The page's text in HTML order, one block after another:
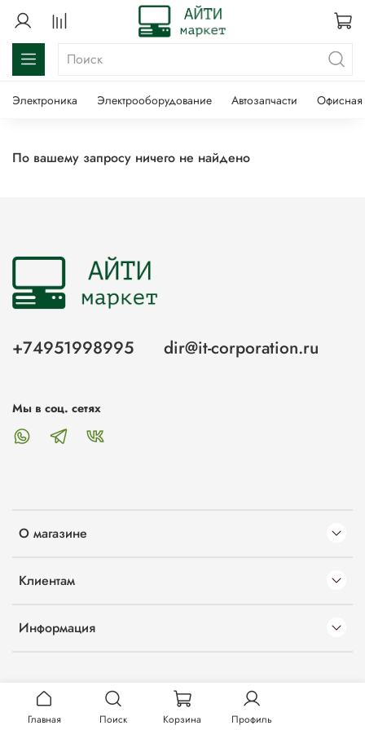
Электроника Электрооборудование Автозапчасти Офисная
По вашему запросу ничего не найдено
О магазине
Клиентам
Информация
+74951998995 dir@it-corporation.ru
Мы в соц. сетях
Главная Поиск Корзина Профиль